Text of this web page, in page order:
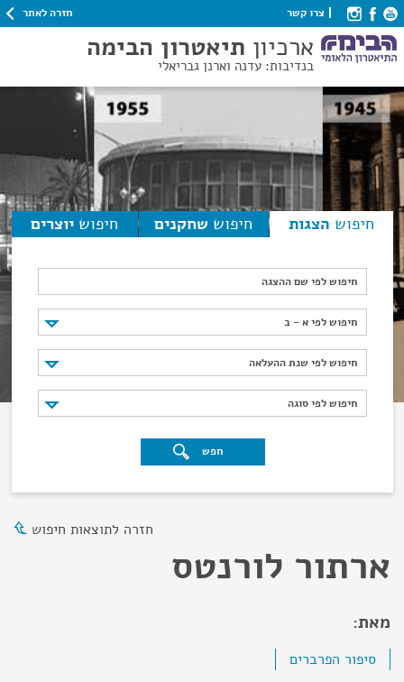
צרו קשר חזרה לאתר
ארכיון תיאטרון הבימה
בנדיבות: עדנה וארנן גבריאלי
חיפוש הצגות חיפוש שחקנים חיפוש יוצרים
חיפוש לפי שם ההצגה
חיפוש לפי א - ב
חיפוש לפי א - ב
חיפוש לפי שנת ההעלאה
חיפוש לפי שנת ההעלאה
חיפוש לפי סוגה
חיפוש לפי סוגה
חפש
חזרה לתוצאות חיפוש
ארתור לורנטס
מאת:
סיפור הפרברים